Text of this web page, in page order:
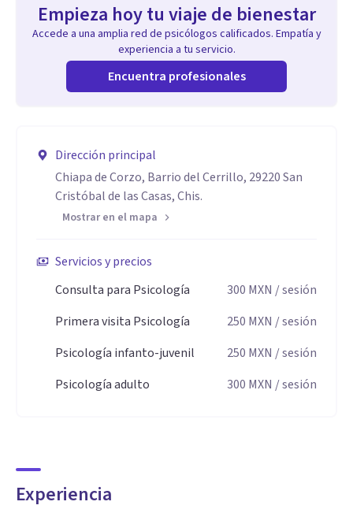
Empieza hoy tu viaje de bienestar
Accede a una amplia red de psicólogos calificados. Empatía y
experiencia a tu servicio.
Encuentra profesionales
Dirección principal
Chiapa de Corzo, Barrio del Cerrillo, 29220 San
Cristóbal de las Casas, Chis.
Mostrar en el mapa
Servicios y precios
Consulta para Psicología
300 MXN / sesión
Primera visita Psicología
250 MXN / sesión
Psicología infanto-juvenil
250 MXN / sesión
Psicología adulto
300 MXN / sesión
Experiencia